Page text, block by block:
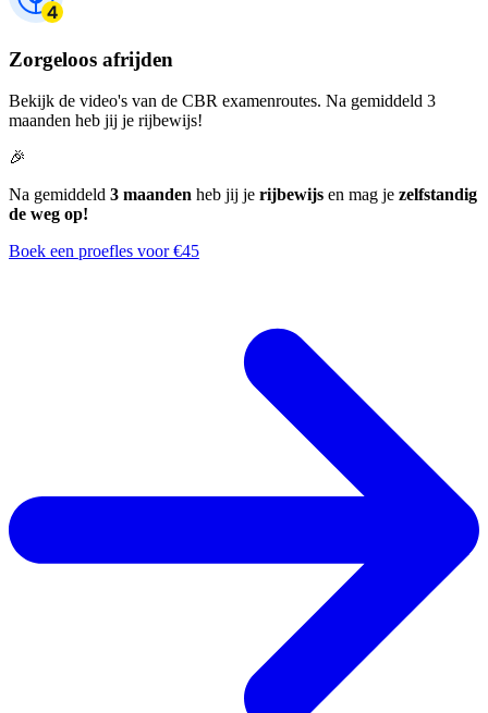
Zorgeloos afrijden
Bekijk de video's van de CBR examenroutes. Na gemiddeld 3
maanden heb jij je rijbewijs!
🎉
Na gemiddeld 3 maanden heb jij je rijbewijs en mag je zelfstandig
de weg op!
Boek een proefles voor €45